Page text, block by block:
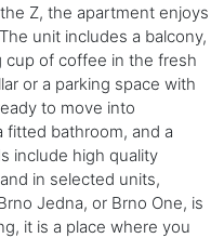
Z, the apartment enjoys
unit includes a balcony,
of coffee in the fresh
or a parking space with
to move into
fitted bathroom, and a
include high quality
in selected units,
Jedna, or Brno One, is
it is a place where you